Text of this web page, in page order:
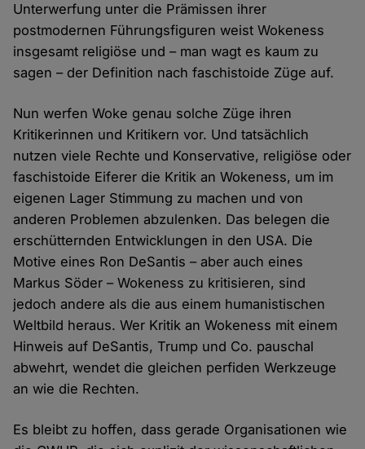
Unterwerfung unter die Prämissen ihrer
postmodernen Führungsfiguren weist Wokeness
insgesamt religiöse und – man wagt es kaum zu
sagen – der Definition nach faschistoide Züge auf.
Nun werfen Woke genau solche Züge ihren
Kritikerinnen und Kritikern vor. Und tatsächlich
nutzen viele Rechte und Konservative, religiöse oder
faschistoide Eiferer die Kritik an Wokeness, um im
eigenen Lager Stimmung zu machen und von
anderen Problemen abzulenken. Das belegen die
erschütternden Entwicklungen in den USA. Die
Motive eines Ron DeSantis – aber auch eines
Markus Söder – Wokeness zu kritisieren, sind
jedoch andere als die aus einem humanistischen
Weltbild heraus. Wer Kritik an Wokeness mit einem
Hinweis auf DeSantis, Trump und Co. pauschal
abwehrt, wendet die gleichen perfiden Werkzeuge
an wie die Rechten.
Es bleibt zu hoffen, dass gerade Organisationen wie